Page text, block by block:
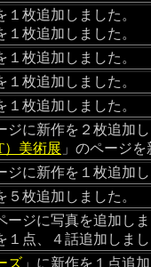
１枚追加しました。
１枚追加しました。
１枚追加しました。
１枚追加しました。
１枚追加しました。
ジに新作を２枚追加
美術展 」のページ
ジに新作を１枚追加
５枚追加しました。
ージに写真を追加し
１点、４話追加しま
ズ 」に新作を１点追